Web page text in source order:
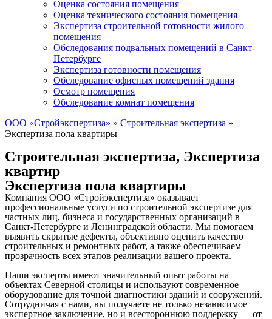
Оценка состояния помещения
Оценка технического состояния помещения
Экспертиза строительной готовности жилого
помещения
Обследования подвальных помещений в Санкт-
Петербурге
Экспертиза готовности помещения
Обследование офисных помещений здания
Осмотр помещения
Обследование комнат помещения
ООО «Стройэкспертиза» » Строительная экспертиза »
Экспертиза пола квартиры
Строительная экспертиза, Экспертиза
квартир
Экспертиза пола квартиры
Компания ООО «Стройэкспертиза» оказывает
профессиональные услуги по строительной экспертизе для
частных лиц, бизнеса и государственных организаций в
Санкт-Петербурге и Ленинградской области. Мы помогаем
выявить скрытые дефекты, объективно оценить качество
строительных и ремонтных работ, а также обеспечиваем
прозрачность всех этапов реализации вашего проекта.
Наши эксперты имеют значительный опыт работы на
объектах Северной столицы и используют современное
оборудование для точной диагностики зданий и сооружений.
Сотрудничая с нами, вы получаете не только независимое
экспертное заключение, но и всестороннюю поддержку — от